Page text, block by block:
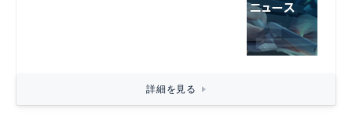
詳細を見る